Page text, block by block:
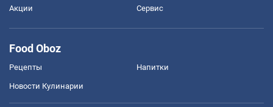
Акции Сервис
Food Oboz
Рецепты Напитки
Новости Кулинарии